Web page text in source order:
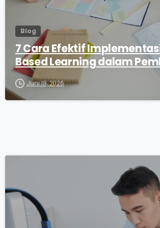
Blog
7 Cara Efektif
Based Learning dalam
Juni 18, 2026